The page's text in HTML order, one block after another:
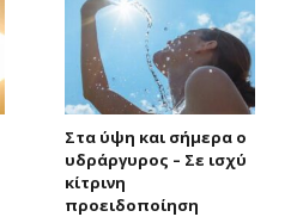
Στα ύψη και σήμερα ο
υδράργυρος – Σε ισχύ
κίτρινη
προειδοποίηση